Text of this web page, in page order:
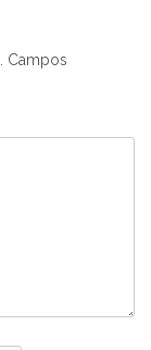
Campos